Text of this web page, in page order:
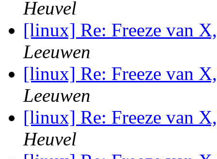
Heuvel
[linux] Re: Freeze van
Leeuwen
[linux] Re: Freeze van
Leeuwen
[linux] Re: Freeze van
Heuvel